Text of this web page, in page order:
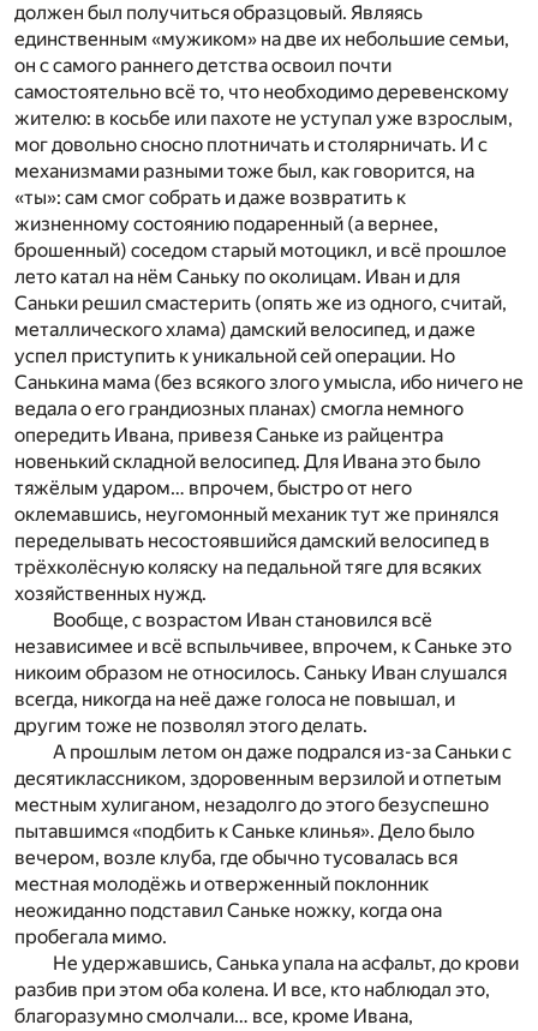
должен был получиться образцовый. Являясь
единственным «мужиком» на две их небольшие семьи,
он с самого раннего детства освоил почти
самостоятельно всё то, что необходимо деревенскому
жителю: в косьбе или пахоте не уступал уже взрослым,
мог довольно сносно плотничать и столярничать. И с
механизмами разными тоже был, как говорится, на
«ты»: сам смог собрать и даже возвратить к
жизненному состоянию подаренный (а вернее,
брошенный) соседом старый мотоцикл, и всё прошлое
лето катал на нём Саньку по околицам. Иван и для
Саньки решил смастерить (опять же из одного, считай,
металлического хлама) дамский велосипед, и даже
успел приступить к уникальной сей операции. Но
Санькина мама (без всякого злого умысла, ибо ничего не
ведала о его грандиозных планах) смогла немного
опередить Ивана, привезя Саньке из райцентра
новенький складной велосипед. Для Ивана это было
тяжёлым ударом… впрочем, быстро от него
оклемавшись, неугомонный механик тут же принялся
переделывать несостоявшийся дамский велосипед в
трёхколёсную коляску на педальной тяге для всяких
хозяйственных нужд.
Вообще, с возрастом Иван становился всё
независимее и всё вспыльчивее, впрочем, к Саньке это
никоим образом не относилось. Саньку Иван слушался
всегда, никогда на неё даже голоса не повышал, и
другим тоже не позволял этого делать.
А прошлым летом он даже подрался из-за Саньки с
десятиклассником, здоровенным верзилой и отпетым
местным хулиганом, незадолго до этого безуспешно
пытавшимся «подбить к Саньке клинья». Дело было
вечером, возле клуба, где обычно тусовалась вся
местная молодёжь и отверженный поклонник
неожиданно подставил Саньке ножку, когда она
пробегала мимо.
Не удержавшись, Санька упала на асфальт, до крови
разбив при этом оба колена. И все, кто наблюдал это,
благоразумно смолчали… все, кроме Ивана,